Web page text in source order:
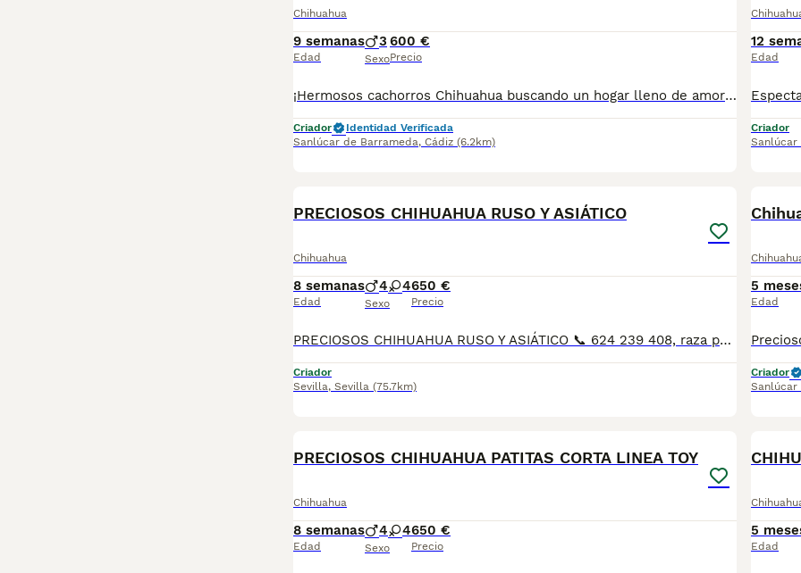
Chihuahua
9 semanas
Edad
3
Sexo
600 €
Precio
¡Hermosos cachorros Chihuahua buscando un hogar lleno de amor! ❤️ ✨ Excelente calidad. ✨ Muy juguetones, cariñosos y sociables. ✨ Ideales para compañía. ✨ Tamaño pequeño, perfectos para casa o departamento. 📍 Se entregan sanos y en excelentes condiciones. 📲 Para más información sobre disponibilidad, precio y apartados, envía mensaje privado o comunícate al 624 082 2074. ¡No pierdas la oportunidad de llevar a casa un pequeño compañero que llenará tu vida de amor! 🐾💙
Criador
Identidad Verificada
Sanlúcar de Barrameda, Cádiz (6.2km)
12
Edad
Criador
Sanlúcar
PRECIOSOS CHIHUAHUA RUSO Y ASIÁTICO
Chihuahua
8 semanas
Edad
4 4
Sexo
650 €
Precio
PRECIOSOS CHIHUAHUA RUSO Y ASIÁTICO 📞 624 239 408, raza pura 50 por ciento RUSO patitas corta muy chato muy lista y obediente, ideal para piso es muy cariñoso y juguetón Varios colores, cremas , bicolores . lila desde 700€ A 1200€, SEGUN COLOR Y SEXO DEL CHIHUAHUA precios reales si entráis en la wed : MUNDOCHIHUAHUA.ES TENEMOS CANICHES, CHIHUAHUA, MALTIPOL, POMERANIA, BICHON MALTES 🧾 Cartilla veterinaria 🩺 Vacunaciones y desparasitaciones al día 📄 Contrato de garantía 🚚 Envíos a toda España, 💳 Pago a la entrega, contra reembolso 📞 624 239 408 📹 Vídeos y más información por WhatsApp 🌐 MUNDOCHIHUAHUA.ES
Criador
Sevilla, Sevilla (75.7km)
5
Edad
Criador
Sanlúcar
PRECIOSOS CHIHUAHUA PATITAS CORTA LINEA TOY
Chihuahua
8 semanas
Edad
4 4
Sexo
650 €
Precio
5
Edad